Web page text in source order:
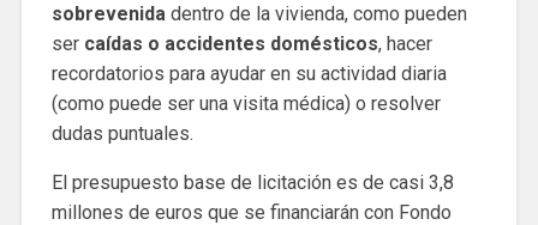
sobrevenida dentro de la vivienda, como pueden
ser caídas o accidentes domésticos, hacer
recordatorios para ayudar en su actividad diaria
(como puede ser una visita médica) o resolver
dudas puntuales.
El presupuesto base de licitación es de casi 3,8
millones de euros que se financiarán con Fondo